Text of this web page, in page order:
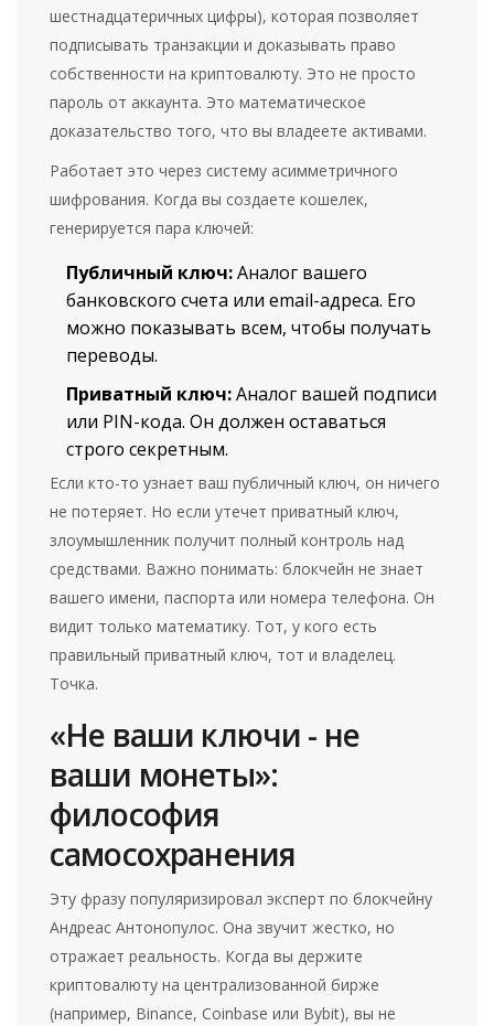
шестнадцатеричных цифры), которая позволяет
подписывать транзакции и доказывать право
собственности на криптовалюту. Это не просто
пароль от аккаунта. Это математическое
доказательство того, что вы владеете активами.
Работает это через систему асимметричного
шифрования. Когда вы создаете кошелек,
генерируется пара ключей:
Публичный ключ:Аналог вашего
банковского счета или email-адреса. Его
можно показывать всем, чтобы получать
переводы.
Приватный ключ:Аналог вашей подписи
или PIN-кода. Он должен оставаться
строго секретным.
Если кто-то узнает ваш публичный ключ, он ничего
не потеряет. Но если утечет приватный ключ,
злоумышленник получит полный контроль над
средствами. Важно понимать: блокчейн не знает
вашего имени, паспорта или номера телефона. Он
видит только математику. Тот, у кого есть
правильный приватный ключ, тот и владелец.
Точка.
«Не ваши ключи - не
ваши монеты»:
философия
самосохранения
Эту фразу популяризировал эксперт по блокчейну
Андреас Антонопулос. Она звучит жестко, но
отражает реальность. Когда вы держите
криптовалюту на централизованной бирже
(например, Binance, Coinbase или Bybit), вы не